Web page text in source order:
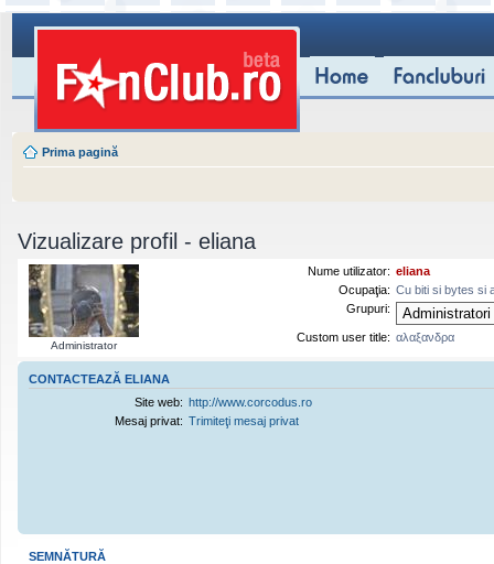
Prima pagină
Vizualizare profil - eliana
Administrator
Nume utilizator: eliana
Ocupaţia: Cu biti si bytes si
Grupuri:
Custom user title: αλαξανδρα
CONTACTEAZĂ ELIANA
Site web: http://www.corcodus.ro
Mesaj privat: Trimiteţi mesaj privat
SEMNĂTURĂ